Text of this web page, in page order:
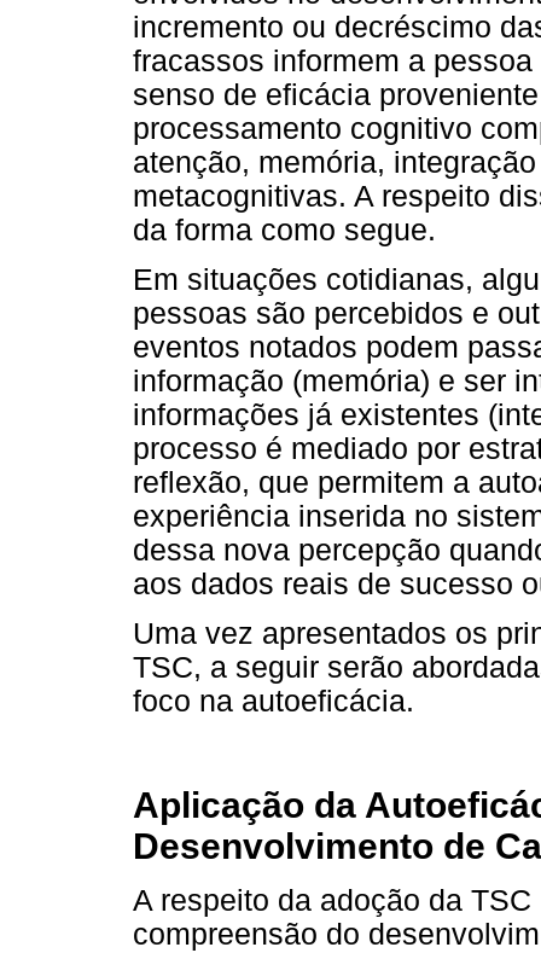
incremento ou decréscimo
fracassos informem a
senso de eficácia
processamento cognitivo
atenção, memória,
metacognitivas. A respeito
da forma como segue.
Em situações cotidianas,
pessoas são percebidos e
eventos notados podem
informação (memória) e ser
informações já existentes
processo é mediado por
reflexão, que permitem a
experiência inserida no
dessa nova percepção
aos dados reais de sucesso
Uma vez apresentados os
TSC, a seguir serão
foco na autoeficácia.
Aplicação da
Desenvolvimento de
A respeito da adoção da
compreensão do